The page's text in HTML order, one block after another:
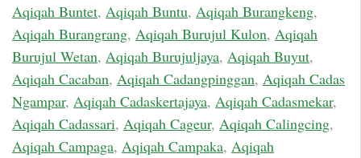
Aqiqah Buntet, Aqiqah Buntu, Aqiqah Burangkeng,
Aqiqah Burangrang, Aqiqah Burujul Kulon, Aqiqah
Burujul Wetan, Aqiqah Burujuljaya, Aqiqah Buyut,
Aqiqah Cacaban, Aqiqah Cadangpinggan, Aqiqah Cadas
Ngampar, Aqiqah Cadaskertajaya, Aqiqah Cadasmekar,
Aqiqah Cadassari, Aqiqah Cageur, Aqiqah Calingcing,
Aqiqah Campaga, Aqiqah Campaka, Aqiqah